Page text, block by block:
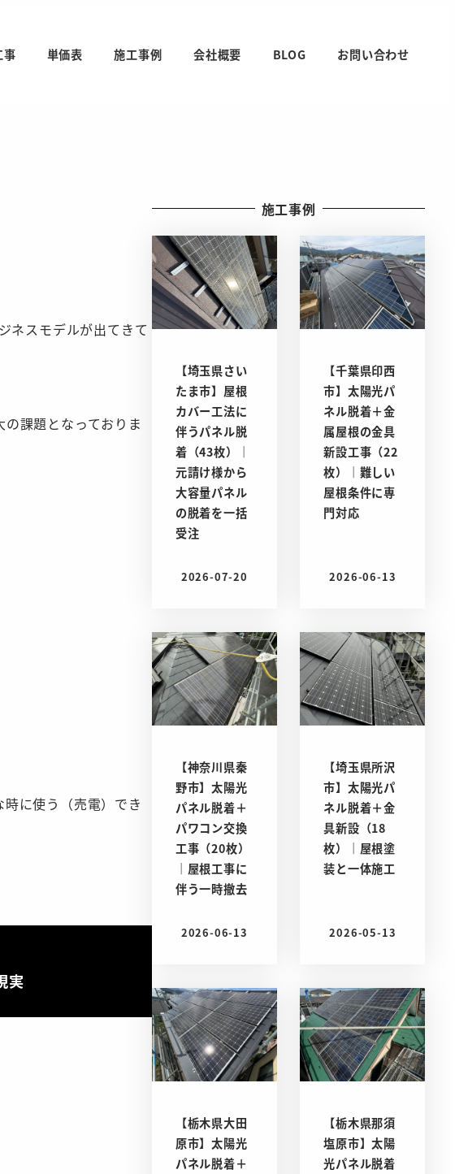
事 単価表 施工事例 会社概要 BLOG お問い合わせ
ネスモデルが出てきて
課題となっておりま
に使う（売電）でき
実
施工事例
【埼玉県さい
たま市】屋根
カバー工法に
伴うパネル脱
着（43枚）｜
元請け様から
大容量パネル
の脱着を一括
受注
投稿日
2026-07-20
【千葉県印西
市】太陽光パ
ネル脱着＋金
属屋根の金具
新設工事（22
枚）｜難しい
屋根条件に専
門対応
投稿日
2026-06-13
【神奈川県秦
野市】太陽光
パネル脱着＋
パワコン交換
工事（20枚）
｜屋根工事に
伴う一時撤去
投稿日
2026-06-13
【埼玉県所沢
市】太陽光パ
ネル脱着＋金
具新設（18
枚）｜屋根塗
装と一体施工
投稿日
2026-05-13
【栃木県大田
原市】太陽光
パネル脱着＋
【栃木県那須
塩原市】太陽
光パネル脱着